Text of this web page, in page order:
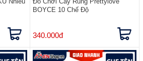
BOYCE 10 Chế Độ
340.000đ